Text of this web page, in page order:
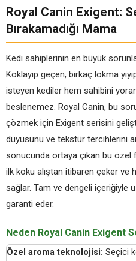
Royal Canin Exigent:
Bırakamadığı Mama
Kedi sahiplerinin en büyük
Koklayıp geçen, birkaç lokma
isteyen kediler hem sahibini
beslenemez. Royal Canin, bu
çözmek için Exigent serisini
duyusunu ve tekstür tercihlerini
sonucunda ortaya çıkan bu
ilk koku alıştan itibaren çeker ve
sağlar. Tam ve dengeli içeriğiyle
garanti eder.
Neden Royal Canin Exigent
Özel aroma teknolojisi: Seçici